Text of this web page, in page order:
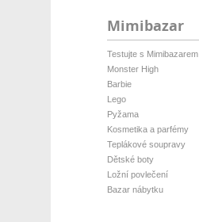
Mimibazar
Testujte s Mimibazarem
Monster High
Barbie
Lego
Pyžama
Kosmetika a parfémy
Teplákové soupravy
Dětské boty
Ložní povlečení
Bazar nábytku